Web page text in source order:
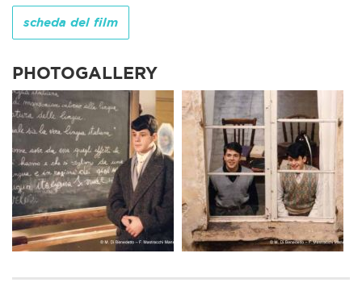
scheda del film
PHOTOGALLERY